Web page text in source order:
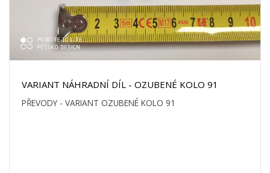
VARIANT NÁHRADNÍ DÍL - OZUBENÉ KOLO 91
PŘEVODY - VARIANT OZUBENÉ KOLO 91